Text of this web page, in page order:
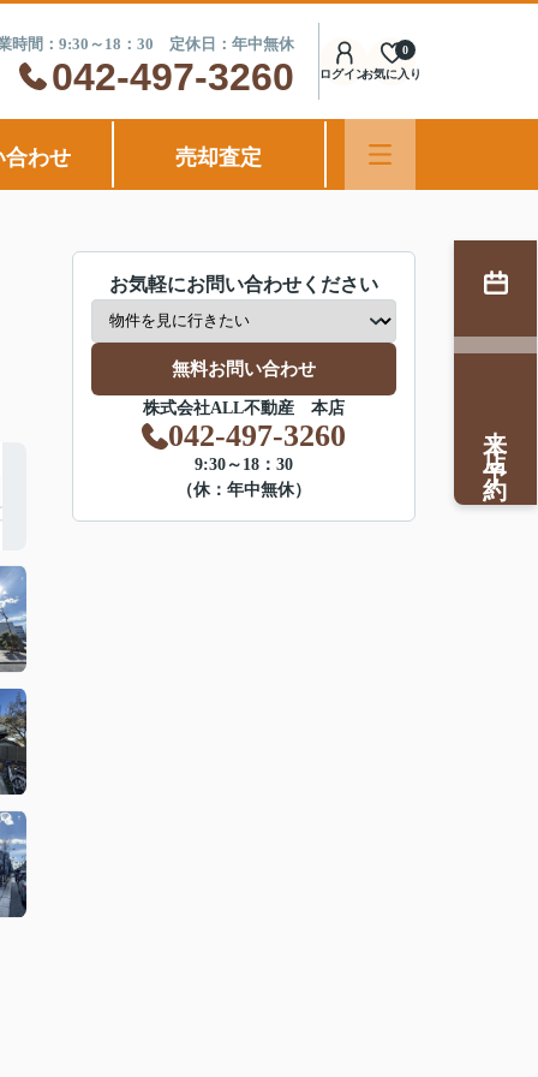
時間：9:30～18：30 定休日：年中無休
042-497-3260 ログインお気に入り
0
合わせ 売却査定
お気軽にお問い合わせください
無料お問い合わせ
株式会社ALL不動産 本店
042-497-3260
9:30～18：30
（休：年中無休）
来店予約